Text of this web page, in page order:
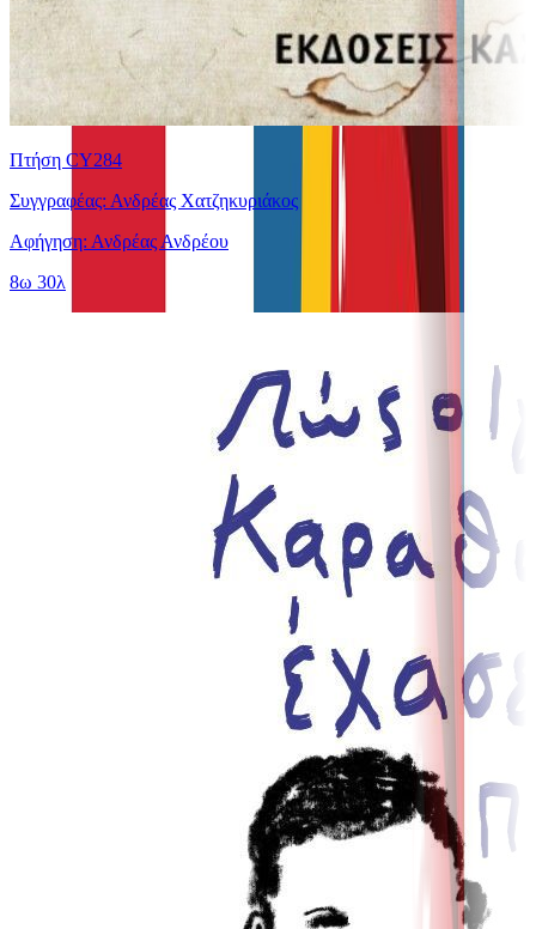
Πτήση CY284
Συγγραφέας: Ανδρέας Χατζηκυριάκος
Αφήγηση: Ανδρέας Ανδρέου
8ω 30λ